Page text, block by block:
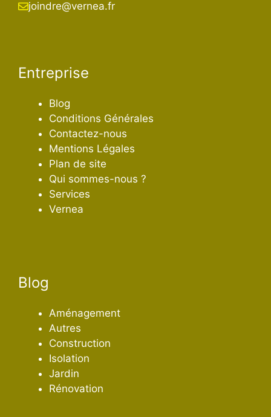
joindre@vernea.fr
Entreprise
Blog
Conditions Générales
Contactez-nous
Mentions Légales
Plan de site
Qui sommes-nous ?
Services
Vernea
Blog
Aménagement
Autres
Construction
Isolation
Jardin
Rénovation